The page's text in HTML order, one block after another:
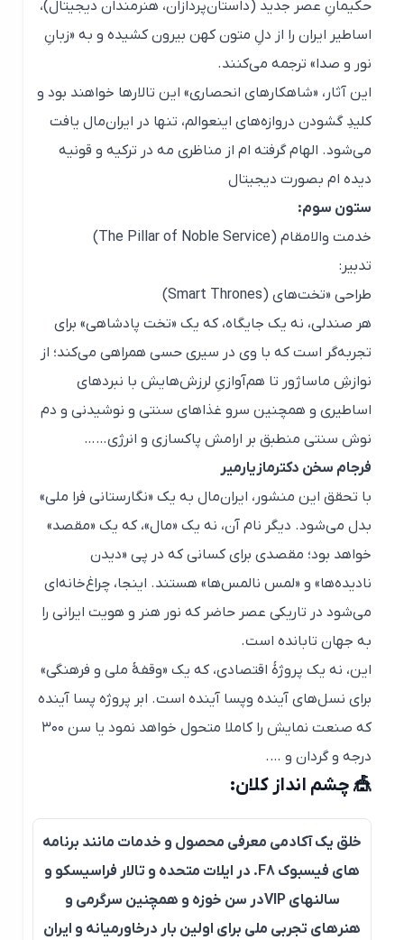
حکیمانِ عصر جدید (داستان‌پردازان، هنرمندان دیجیتال)،
اساطیر ایران را از دلِ متون کهن بیرون کشیده و به «زبانِ
نور و صدا» ترجمه می‌کنند.
این آثار، «شاهکارهای انحصاری» این تالارها خواهند بود و
کلیدِ گشودن دروازه‌های اینعوالم، تنها در ایران‌مال یافت
می‌شود. الهام گرفته ام از مناظری مه در ترکیه و قونیه
دیده ام بصورت دیجیتال
ستون سوم:
خدمت والامقام (The Pillar of Noble Service)
تدبیر:
طراحی «تخت‌های (Smart Thrones)
هر صندلی، نه یک جایگاه، که یک «تخت پادشاهی» برای
تجربه‌گر است که با وی در سیری حسی همراهی می‌کند؛ از
نوازشِ ماساژور تا هم‌آوازیِ لرزش‌هایش با نبردهای
اساطیری و همچنین سرو غذاهای سنتی و نوشیدنی و دم
نوش سنتی منطبق بر ارامش پاکسازی و انرژی……
فرجام سخن دکترمازیارمیر
با تحقق این منشور، ایران‌مال به یک «نگارستانی فرا ملی»
بدل می‌شود. دیگر نام آن، نه یک «مال»، که یک «مقصد»
خواهد بود؛ مقصدی برای کسانی که در پی «دیدن
نادیده‌ها» و «لمس نالمس‌ها» هستند. اینجا، چراغ‌خانه‌ای
می‌شود در تاریکی عصر حاضر که نور هنر و هویت ایرانی را
به جهان تابانده است.
این، نه یک پروژهٔ اقتصادی، که یک «وقفۀ ملی و فرهنگی»
برای نسل‌های آینده و‌پسا آینده است. ابر پروژه پسا آینده
که صنعت نمایش را کاملا متحول خواهد نمود یا سن ۳۰۰
درجه و گردان و ….
🎪 چشم انداز کلان:
خلق یک آکادمی معرفی محصول و خدمات مانند برنامه
های فیسبوک F8. در ایلات متحده و تالار فراسیسکو و
سالنهای VIPدر سن خوزه و همچنین سرگرمی و
هنرهای تجربی ملی برای اولین بار درخاورمیانه و ایران